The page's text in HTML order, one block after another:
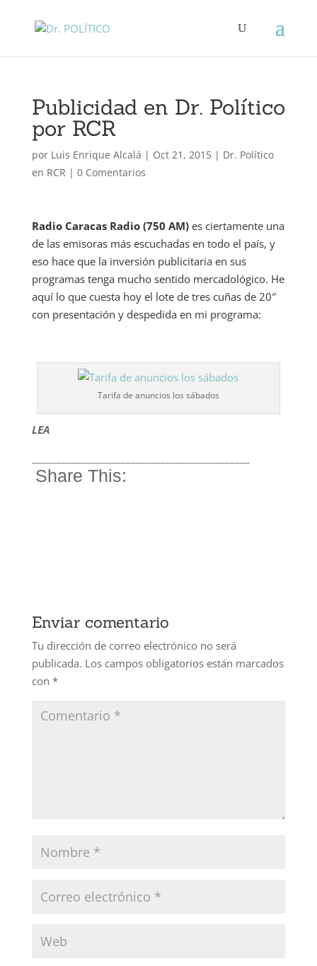
Publicidad en Dr. Político
por RCR
por Luis Enrique Alcalá | Oct 21, 2015| Dr. Político
en RCR | 0 Comentarios
Radio Caracas Radio (750 AM)es ciertamente una
de las emisoras más escuchadas en todo el país, y
eso hace que la inversión publicitaria en sus
programas tenga mucho sentido mercadológico. He
aquí lo que cuesta hoy el lote de tres cuñas de 20″
con presentación y despedida en mi programa:
Tarifa de anuncios los sábados
LEA
Share This:
Enviar comentario
Tu dirección de correo electrónico no será
publicada. Los campos obligatorios están marcados
con *